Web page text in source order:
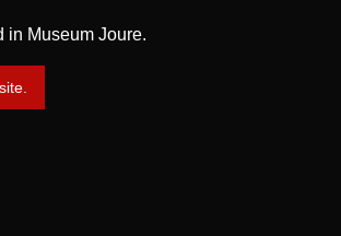
in Museum Joure.